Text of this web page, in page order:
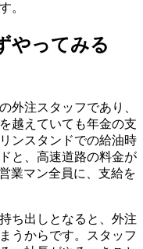
。
やってみる
外注スタッフであり、
越えていても年金の支
ンスタンドでの給油時
と、高速道路の料金が
業マン全員に、支給を
ち出しとなると、外注
うからです。スタッフ